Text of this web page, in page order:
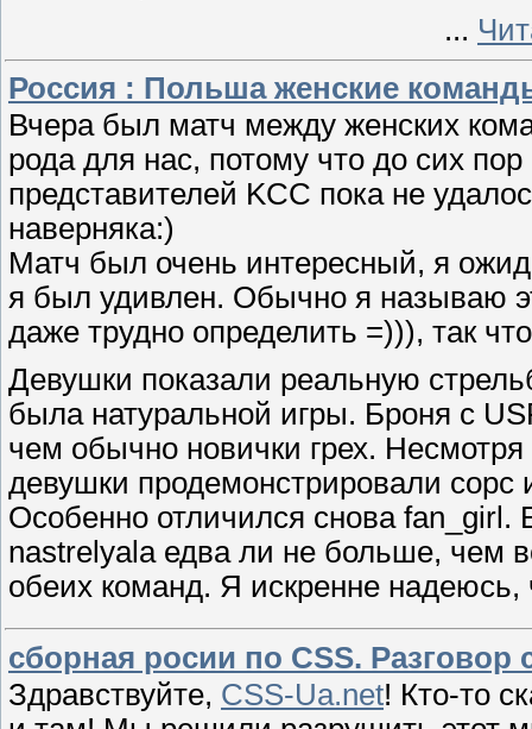
...
Россия : Польша женские
Вчера был матч между женских
рода для нас, потому что до сих
представителей KCC пока не
наверняка:)
Матч был очень интересный, я
я был удивлен. Обычно я называю
даже трудно определить =))), так
Девушки показали реальную
была натуральной игры. Броня с
чем обычно новички грех.
девушки продемонстрировали
Особенно отличился снова
nastrelyala едва ли не больше, чем
обеих команд. Я искренне надеюсь,
сборная росии по CSS.
Здравствуйте, CSS-Ua.net! Кто-то